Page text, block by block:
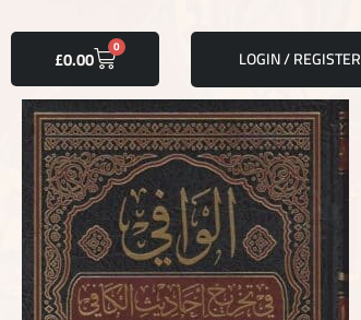
£0.00 0
CART LOGIN / REGISTER